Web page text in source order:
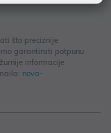
što preciznije
garantirati potpunu
informacije
nova-